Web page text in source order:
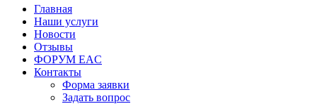
Главная
Наши услуги
Новости
Отзывы
ФОРУМ EAC
Контакты
Форма заявки
Задать вопрос